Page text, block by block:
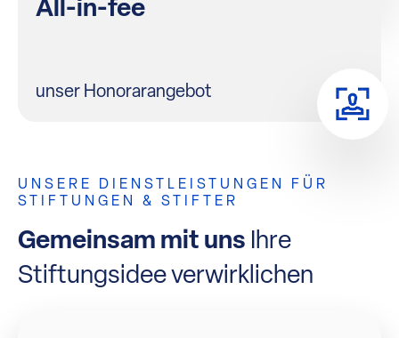
All-in-fee
unser Honorarangebot
UNSERE DIENSTLEISTUNGEN FÜR
STIFTUNGEN & STIFTER
Gemeinsam mit uns Ihre
Stiftungsidee verwirklichen